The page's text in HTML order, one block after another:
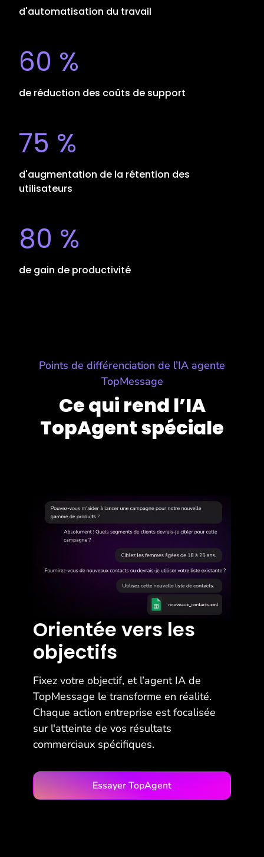
d'automatisation du travail
60 %
de réduction des coûts de support
75 %
d'augmentation de la rétention des
utilisateurs
80 %
de gain de productivité
Points de différenciation de l’IA agente
TopMessage
Ce qui rend l’IA
TopAgent spéciale
Orientée vers les
objectifs
Fixez votre objectif, et l’agent IA de
TopMessage le transforme en réalité.
Chaque action entreprise est focalisée
sur l'atteinte de vos résultats
commerciaux spécifiques.
Essayer TopAgent